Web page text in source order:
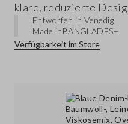
klare, reduzierte
Entworfen in Venedig
Made inBANGLADESH
Verfügbarkeit im Store